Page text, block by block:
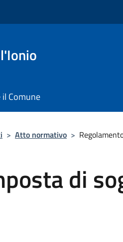
il Comune
> Atto normativo >
di